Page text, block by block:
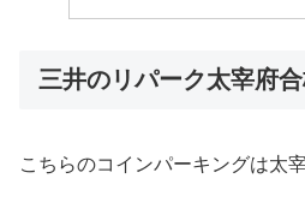
三井のリパーク太宰府
こちらのコインパーキングは太